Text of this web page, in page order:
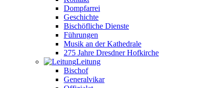
Dompfarrei
Geschichte
Bischöfliche Dienste
Führungen
Musik an der Kathedrale
275 Jahre Dresdner Hofkirche
Leitung
Bischof
Generalvikar